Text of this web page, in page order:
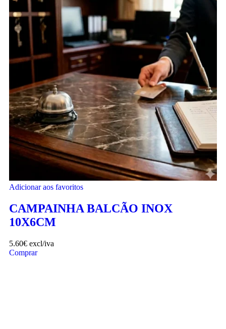
Adicionar aos favoritos
CAMPAINHA BALCÃO INOX
10X6CM
5.60€ excl/iva
Comprar